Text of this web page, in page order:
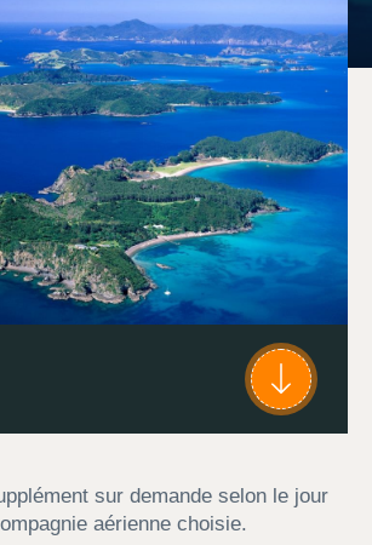
sur demande selon le jour
aérienne choisie.